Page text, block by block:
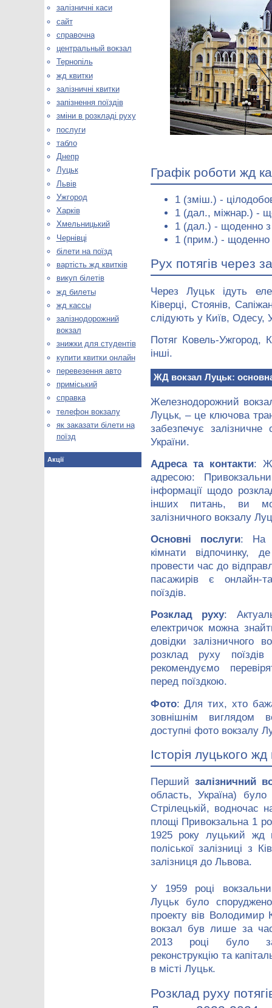
Графік роботи жд
1 (зміш.) -
1 (дал., міжнар.) -
1 (дал.) - щоденно
1 (прим.) - щоденно
Рух потягів через
Через Луцьк ідуть
Ківерці, Стоянів,
слідують у Київ, Одесу,
Потяг Ковель-Ужгород,
інші.
ЖД вокзал Луцьк: основна
Железнодорожний
Луцьк, – це ключова
забезпечує
України.
Адреса та контакти:
адресою:
інформації щодо
інших питань, ви
залізничного вокзалу
Основні послуги: На
кімнати відпочинку,
провести час до
пасажирів є онлайн-
поїздів.
Розклад руху:
електричок можна
довідки залізничного
розклад руху
рекомендуємо
перед поїздкою.
Фото: Для тих, хто
зовнішнім виглядом
доступні фото вокзалу
Історія луцького жд
Перший залізничний
область, Україна)
Стрілецькій, водночас
площі Привокзальна 1
1925 року луцький жд
поліської залізниці з
залізниця до Львова.
У 1959 році
Луцьк було
проекту вів Володимир
вокзал був лише за
2013 році було
реконструкцію та
в місті Луцьк.
Розклад руху
залізничні каси
сайт
справочна
центральный вокзал
Тернопіль
жд квитки
залізничні квитки
запізнення поїздів
зміни в розкладі руху
послуги
табло
Днепр
Луцьк
Львів
Ужгород
Харків
Хмельницький
Чернівці
білети на поїзд
вартість жд квитків
викуп білетів
жд билеты
жд кассы
залізнодорожний
вокзал
знижки для студентів
купити квитки онлайн
перевезення авто
приміський
справка
телефон вокзалу
як заказати білети на
поїзд
Акції